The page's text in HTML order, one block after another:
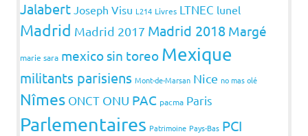
Jalabert Joseph Visu L214 Livres LTNEC lunel
Madrid Madrid 2017 Madrid 2018 Margé
marie sara mexico sin toreo Mexique
militants parisiens Mont-de-Marsan Nice no mas olé
Nîmes ONCT ONU PAC pacma Paris
Parlementaires Patrimoine Pays-Bas PCI